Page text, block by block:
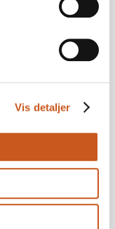
Vis detaljer